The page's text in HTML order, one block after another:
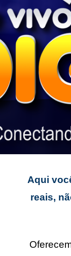
Aqui
reais,